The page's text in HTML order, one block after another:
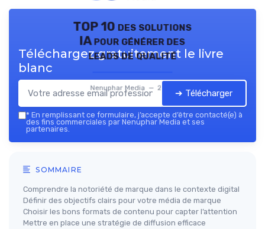
TOP 10 des solutions
IA pour générer des
leads de qualité
Nenuphar Media — 2026
Téléchargez gratuitement le livre
blanc
➔ Télécharger
* En remplissant ce formulaire, j’accepte d’être contacté(e) à
des fins commerciales par Nenuphar Media et ses
partenaires.
SOMMAIRE
Comprendre la notoriété de marque dans le contexte digital
Définir des objectifs clairs pour votre média de marque
Choisir les bons formats de contenu pour capter l’attention
Mettre en place une stratégie de diffusion efficace